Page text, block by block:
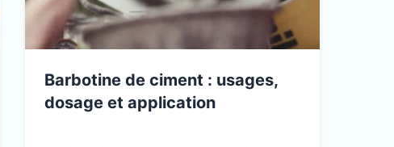
Barbotine de ciment : usages,
dosage et application